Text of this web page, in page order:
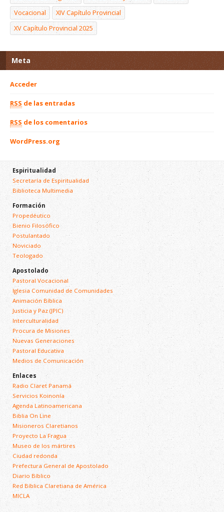
Vocacional
XIV Capítulo Provincial
XV Capítulo Provincial 2025
Meta
Acceder
RSS de las entradas
RSS de los comentarios
WordPress.org
Espiritualidad
Secretaría de Espiritualidad
Biblioteca Multimedia
Formación
Propedéutico
Bienio Filosófico
Postulantado
Noviciado
Teologado
Apostolado
Pastoral Vocacional
Iglesia Comunidad de Comunidades
Animación Bíblica
Justicia y Paz (JPIC)
Interculturalidad
Procura de Misiones
Nuevas Generaciones
Pastoral Educativa
Medios de Comunicación
Enlaces
Radio Claret Panamá
Servicios Koinonía
Agenda Latinoamericana
Biblia On Line
Misioneros Claretianos
Proyecto La Fragua
Museo de los mártires
Ciudad redonda
Prefectura General de Apostolado
Diario Bíblico
Red Bíblica Claretiana de América
MICLA